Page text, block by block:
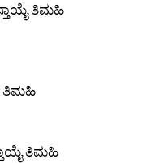
ತಿಮಹಿ
ತಿಮಹಿ
ತಿಮಹಿ